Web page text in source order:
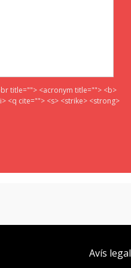
title=""> <acronym title=""> <b>
<q cite=""> <s> <strike> <strong>
Avís legal